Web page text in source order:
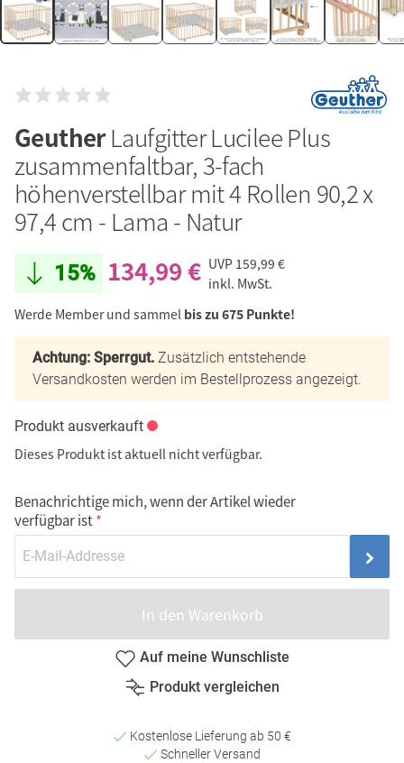
GeutherLaufgitter Lucilee Plus
zusammenfaltbar, 3-fach
höhenverstellbar mit 4 Rollen 90,2 x
97,4 cm - Lama - Natur
15% 134,99 € UVP 159,99 €
inkl. MwSt.
Werde Member und sammel bis zu 675 Punkte!
Achtung: Sperrgut. Zusätzlich entstehende
Versandkosten werden im Bestellprozess angezeigt.
Produkt ausverkauft
Dieses Produkt ist aktuell nicht verfügbar.
Benachrichtige mich, wenn der Artikel wieder
verfügbar ist
In den Warenkorb
Auf meine Wunschliste
Produkt vergleichen
Kostenlose Lieferung ab 50 €
Schneller Versand